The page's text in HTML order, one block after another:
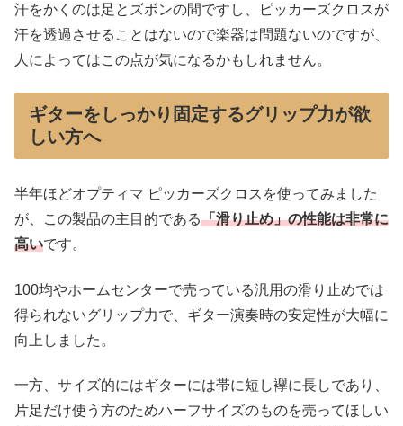
汗をかくのは足とズボンの間ですし、ピッカーズクロスが
汗を透過させることはないので楽器は問題ないのですが、
人によってはこの点が気になるかもしれません。
ギターをしっかり固定するグリップ力が欲
しい方へ
半年ほどオプティマ ピッカーズクロスを使ってみました
が、この製品の主目的である「滑り止め」の性能は非常に
高いです。
100均やホームセンターで売っている汎用の滑り止めでは
得られないグリップ力で、ギター演奏時の安定性が大幅に
向上しました。
一方、サイズ的にはギターには帯に短し襷に長しであり、
片足だけ使う方のためハーフサイズのものを売ってほしい